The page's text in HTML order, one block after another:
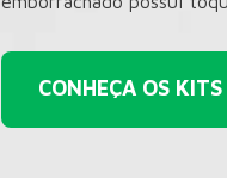
CONHEÇA OS KITS